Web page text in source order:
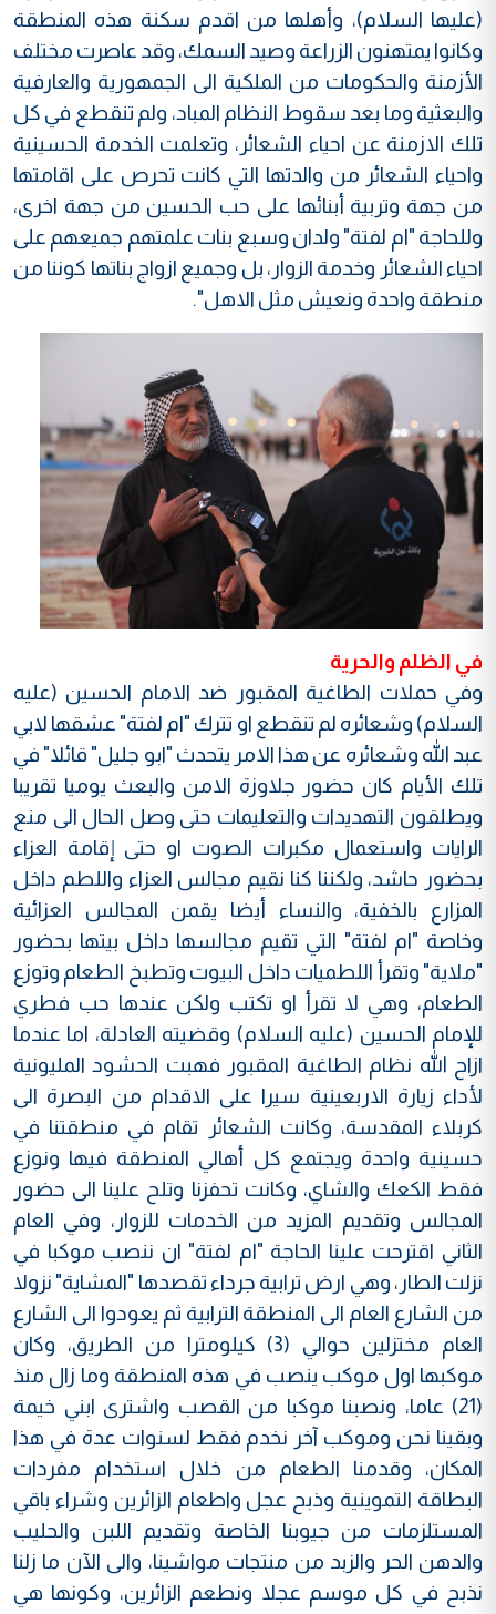
(عليها السلام)، وأهلها من اقدم سكنة هذه المنطقة
وكانوا يمتهنون الزراعة وصيد السمك، وقد عاصرت مختلف
الأزمنة والحكومات من الملكية الى الجمهورية والعارفية
والبعثية وما بعد سقوط النظام المباد، ولم تنقطع في كل
تلك الازمنة عن احياء الشعائر، وتعلمت الخدمة الحسينية
واحياء الشعائر من والدتها التي كانت تحرص على اقامتها
من جهة وتربية أبنائها على حب الحسين من جهة اخرى،
وللحاجة "ام لفتة" ولدان وسبع بنات علمتهم جميعهم على
احياء الشعائر وخدمة الزوار، بل وجميع ازواج بناتها كوننا من
منطقة واحدة ونعيش مثل الاهل".
في الظلم والحرية
وفي حملات الطاغية المقبور ضد الامام الحسين (عليه
السلام) وشعائره لم تنقطع او تترك "ام لفتة" عشقها لابي
عبد الله وشعائره عن هذا الامر يتحدث "ابو جليل" قائلا" في
تلك الأيام كان حضور جلاوزة الامن والبعث يوميا تقريبا
ويطلقون التهديدات والتعليمات حتى وصل الحال الى منع
الرايات واستعمال مكبرات الصوت او حتى إقامة العزاء
بحضور حاشد، ولكننا كنا نقيم مجالس العزاء واللطم داخل
المزارع بالخفية، والنساء أيضا يقمن المجالس العزائية
وخاصة "ام لفتة" التي تقيم مجالسها داخل بيتها بحضور
"ملاية" وتقرأ اللطميات داخل البيوت وتطبخ الطعام وتوزع
الطعام، وهي لا تقرأ او تكتب ولكن عندها حب فطري
للإمام الحسين (عليه السلام) وقضيته العادلة، اما عندما
ازاح الله نظام الطاغية المقبور فهبت الحشود المليونية
لأداء زيارة الاربعينية سيرا على الاقدام من البصرة الى
كربلاء المقدسة، وكانت الشعائر تقام في منطقتنا في
حسينية واحدة ويجتمع كل أهالي المنطقة فيها ونوزع
فقط الكعك والشاي، وكانت تحفزنا وتلح علينا الى حضور
المجالس وتقديم المزيد من الخدمات للزوار، وفي العام
الثاني اقترحت علينا الحاجة "ام لفتة" ان ننصب موكبا في
نزلت الطار، وهي ارض ترابية جرداء تقصدها "المشاية" نزولا
من الشارع العام الى المنطقة الترابية ثم يعودوا الى الشارع
العام مختزلين حوالي (3) كيلومترا من الطريق، وكان
موكبها اول موكب ينصب في هذه المنطقة وما زال منذ
(21) عاما، ونصبنا موكبا من القصب واشترى ابني خيمة
وبقينا نحن وموكب آخر نخدم فقط لسنوات عدة في هذا
المكان، وقدمنا الطعام من خلال استخدام مفردات
البطاقة التموينية وذبح عجل واطعام الزائرين وشراء باقي
المستلزمات من جيوبنا الخاصة وتقديم اللبن والحليب
والدهن الحر والزبد من منتجات مواشينا، والى الآن ما زلنا
نذبح في كل موسم عجلا ونطعم الزائرين، وكونها هي